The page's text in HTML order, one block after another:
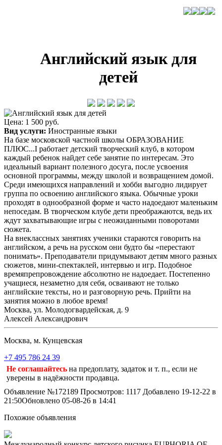
Английский язык для
детей
Цена: 1 500 руб.
Вид услуги: Иностранные языки
На базе московской частной школы ОБРАЗОВАНИЕ
ПЛЮС...I работает детский творческий клуб, в котором
каждый ребенок найдет себе занятие по интересам. Это
идеальный вариант полезного досуга, после усвоения
основной программы, между школой и возвращением домой.
Среди имеющихся направлений и хобби выгодно лидирует
группа по освоению английского языка. Обычные уроки
проходят в однообразной форме и часто надоедают маленьким
непоседам. В творческом клубе дети преображаются, ведь их
ждут захватывающие игры с неожиданными поворотами
сюжета.
На внеклассных занятиях ученики стараются говорить на
английском, а речь на русском они будто бы «перестают
понимать». Преподаватели придумывают детям много разных
сюжетов, мини-спектаклей, интервью и игр. Подобное
времяпрепровождение абсолютно не надоедает. Постепенно
учащиеся, незаметно для себя, осваивают не только
английские тексты, но и разговорную речь. Прийти на
занятия можно в любое время!
Москва, ул. Молодогвардейская, д. 9
Алексей Александрович
Москва, м. Кунцевская
+7 495 786 24 39
Не соглашайтесь на предоплату, задаток и т. п., если не
уверены в надёжности продавца.
Объявление №172189 Просмотров: 1117 Добавлено 19-12-22 в
21:50Обновлено 05-08-26 в 14:41
Похожие объявления